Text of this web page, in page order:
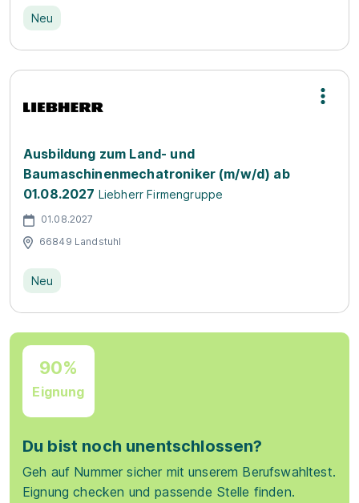
Neu
Ausbildung zum Land- und
Baumaschinenmechatroniker (m/w/d) ab
01.08.2027 Liebherr Firmengruppe
01.08.2027
66849 Landstuhl
Neu
90%
Eignung
Du bist noch unentschlossen?
Geh auf Nummer sicher mit unserem Berufswahltest.
Eignung checken und passende Stelle finden.